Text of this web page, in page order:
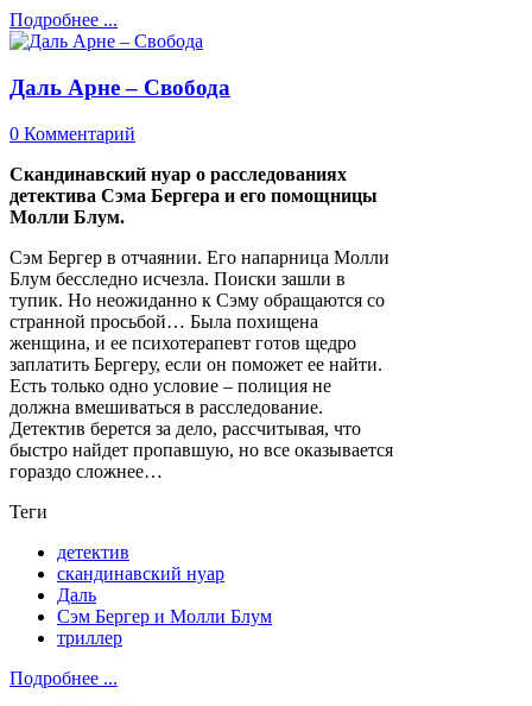
Подробнее ...
Даль Арне – Свобода
0 Комментарий
Скандинавский нуар о расследованиях
детектива Сэма Бергера и его помощницы
Молли Блум.
Сэм Бергер в отчаянии. Его напарница Молли
Блум бесследно исчезла. Поиски зашли в
тупик. Но неожиданно к Сэму обращаются со
странной просьбой… Была похищена
женщина, и ее психотерапевт готов щедро
заплатить Бергеру, если он поможет ее найти.
Есть только одно условие – полиция не
должна вмешиваться в расследование.
Детектив берется за дело, рассчитывая, что
быстро найдет пропавшую, но все оказывается
гораздо сложнее…
Теги
детектив
скандинавский нуар
Даль
Сэм Бергер и Молли Блум
триллер
Подробнее ...